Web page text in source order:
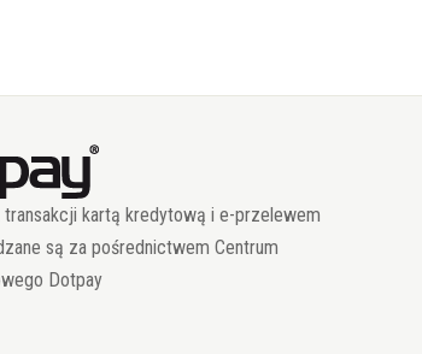
transakcji kartą kredytową i e-przelewem
są za pośrednictwem Centrum
Dotpay